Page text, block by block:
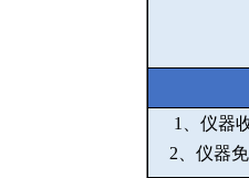
1
、仪器
2 、仪器